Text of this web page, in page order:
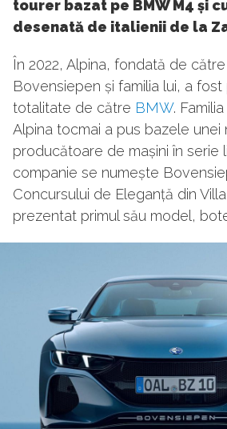
tourer bazat pe BMW M4 și
desenată de italienii de la
În 2022, Alpina, fondată de
Bovensiepen și familia lui, a fost
totalitate de către BMW.
Alpina tocmai a pus bazele unei
producătoare de mașini în serie
companie se numește
Concursului de Eleganță din Villa
prezentat primul său model,